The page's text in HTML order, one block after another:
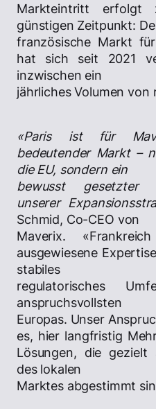
Markteintritt erfolgt
günstigen Zeitpunkt:
französische Markt
hat sich seit 2021
inzwischen ein
jährliches Volumen von
«Paris ist für
bedeutender Markt –
die EU, sondern ein
bewusst gesetzter
unserer
Schmid, Co-CEO von
Maverix.
ausgewiesene
stabiles
regulatorisches
anspruchsvollsten
Europas. Unser
es, hier langfristig
Lösungen, die gezielt
des lokalen
Marktes abgestimmt